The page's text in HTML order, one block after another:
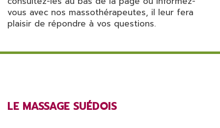
vous avec nos massothérapeutes, il leur fera
plaisir de répondre à vos questions.
LE MASSAGE SUÉDOIS